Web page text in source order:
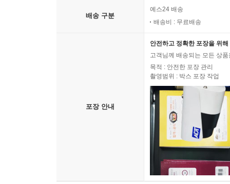
배송 구분
예스24 배송
배송비 : 무료배송
포장 안내
안전하고 정확한 포장을 위
고객님께 배송되는 모든 상
목적 : 안전한 포장 관리
촬영범위 : 박스 포장 작업